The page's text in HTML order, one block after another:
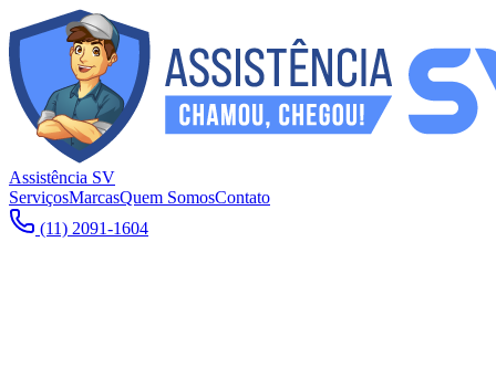
Assistência SV
ServiçosMarcasQuem SomosContato
(11) 2091-1604